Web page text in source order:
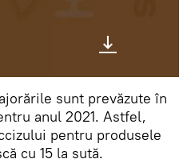
sunt prevăzute în
anul 2021. Astfel,
pentru produsele
cu 15 la sută.